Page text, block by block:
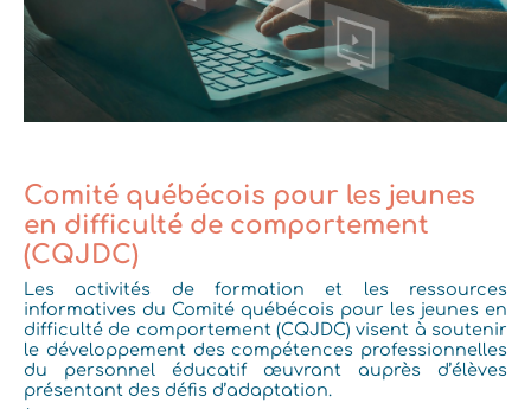
Comité québécois pour les jeunes
en difficulté de comportement
(CQJDC)
Les activités de formation et les ressources
informatives du Comité québécois pour les jeunes en
difficulté de comportement (CQJDC) visent à soutenir
le développement des compétences professionnelles
du personnel éducatif œuvrant auprès d’élèves
présentant des défis d’adaptation.